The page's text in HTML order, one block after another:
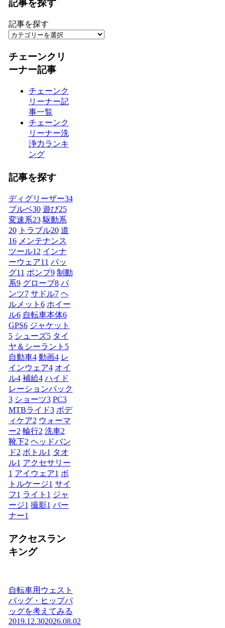
記事を探す
記事を探す
チェーンクリ
ーナー記事
チェーンク
リーナー記
事一覧
チェーンク
リーナー洗
浄力ランキ
ング
記事を探す
ディグリーザー34
ブルベ30 遊び25
変速系23 駆動系
20
トラブル20 道
16 メンテナンス
ツール12 インナ
ーウェア11 バッ
グ11 ポンプ9 制動
系9 グローブ8 パ
ンツ7 サドル7 ヘ
ルメット 6 ホイー
ル6 自転車本体6
GPS6 ジャケット
5 シューズ5 タイ
ヤ＆シーラント 5
自動車4 動画4 レ
インウェア4 オイ
ル4 補給4 ハイド
レーションパック
3 ショーツ3 PC3
MTBライド3 ボデ
ィケア2 ウォーマ
ー2 輪行2 洗車2
靴下2 ヘッドバン
ド2 ボトル1 タオ
ル1 アクセサリー
1 アイウェア1 ボ
トルケージ1 サイ
フ1 ライト 1 ジャ
ージ1 撮影1 バー
ナー1
アクセスラン
キング
自転車用ウェスト
バッグ・ヒップバ
ッグを考えてみる
2019.12.302026.08.02